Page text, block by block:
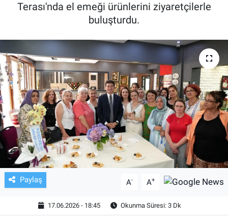
Terası'nda el emeği ürünlerini ziyaretçilerle
buluşturdu.
Paylaş A- A+
17.06.2026 - 18:45 Okunma Süresi: 3 Dk
FUTBOL
TV VE SİNEMA
BASKETBOL
SAĞLIK
GENEL
KÜLTÜR SANAT
EKONOMİ